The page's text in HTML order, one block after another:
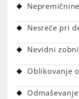
Nesreče pri
Nevidni
Oblikovanje